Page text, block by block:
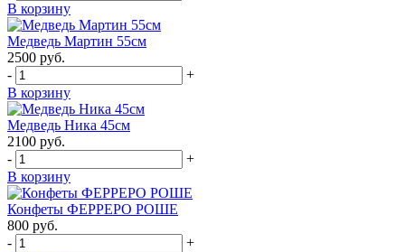
В корзину
Медведь Мартин 55см
2500 руб.
-
+
В корзину
Медведь Ника 45см
2100 руб.
-
+
В корзину
Конфеты ФЕРРЕРО РОШЕ
800 руб.
-
+